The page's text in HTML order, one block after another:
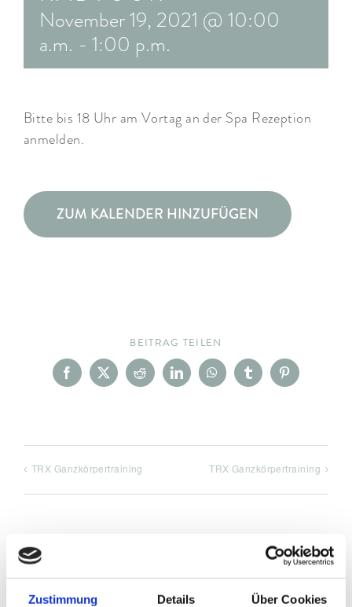
Zustimmung Details Über Cookies
ARRANGEMENTS
WISSENSWERTES
November 19, 2021 @ 10:00
a.m. - 1:00 p.m.
Bitte bis 18 Uhr am Vortag an der Spa Rezeption
anmelden.
ZUM KALENDER HINZUFÜGEN
BEITRAG TEILEN
Facebook
X RedditLinkedInWhatsAppTumblrPinterest
TRX Ganzkörpertraining TRX Ganzkörpertraining
DETAILS